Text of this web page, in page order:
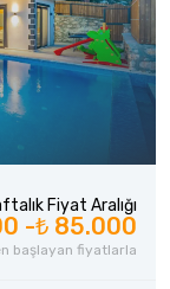
Fiyat Aralığı
-₺ 85.000
başlayan fiyatlarla